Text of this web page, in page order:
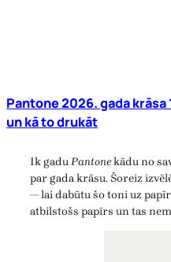
Pantone 2026. gada krāsa
un kā to drukāt
Ik gaduPantonekādu no
par gada krāsu. Šoreiz
— lai dabūtu šo toni uz
atbilstošs papīrs un tas